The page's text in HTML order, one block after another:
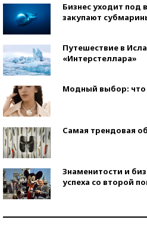
Бизнес уходит под
закупают
Путешествие в
«Интерстеллара»
Модный выбор: что
Самая трендовая
Знаменитости и
успеха со второй